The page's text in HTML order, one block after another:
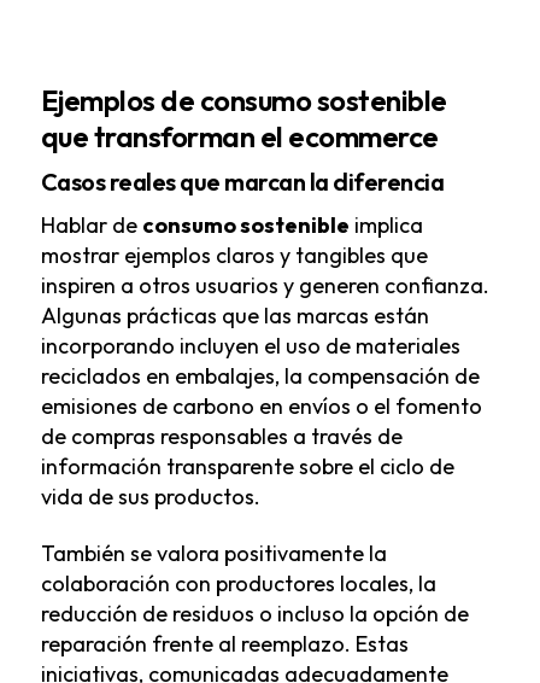
Ejemplos de consumo sostenible
que transforman el ecommerce
Casos reales que marcan la diferencia
Hablar de consumo sostenible implica
mostrar ejemplos claros y tangibles que
inspiren a otros usuarios y generen confianza.
Algunas prácticas que las marcas están
incorporando incluyen el uso de materiales
reciclados en embalajes, la compensación de
emisiones de carbono en envíos o el fomento
de compras responsables a través de
información transparente sobre el ciclo de
vida de sus productos.
También se valora positivamente la
colaboración con productores locales, la
reducción de residuos o incluso la opción de
reparación frente al reemplazo. Estas
iniciativas, comunicadas adecuadamente